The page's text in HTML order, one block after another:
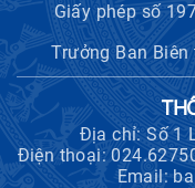
Giấy phép số
Trưởng Ban Biên
Địa chỉ: Số 1
Điện thoại:
Email: